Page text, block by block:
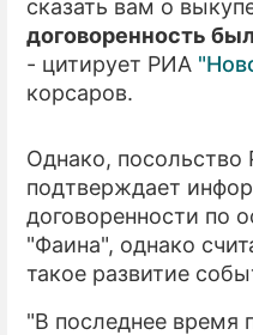
сказать вам о
договоренность
- цитирует РИА
корсаров.
Однако, посольство
подтверждает
договоренности по
"Фаина", однако
такое развитие
"В последнее время